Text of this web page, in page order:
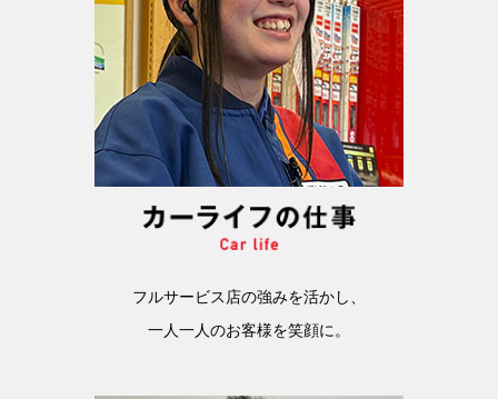
フルサービス店の強みを活かし、
一人一人のお客様を笑顔に。